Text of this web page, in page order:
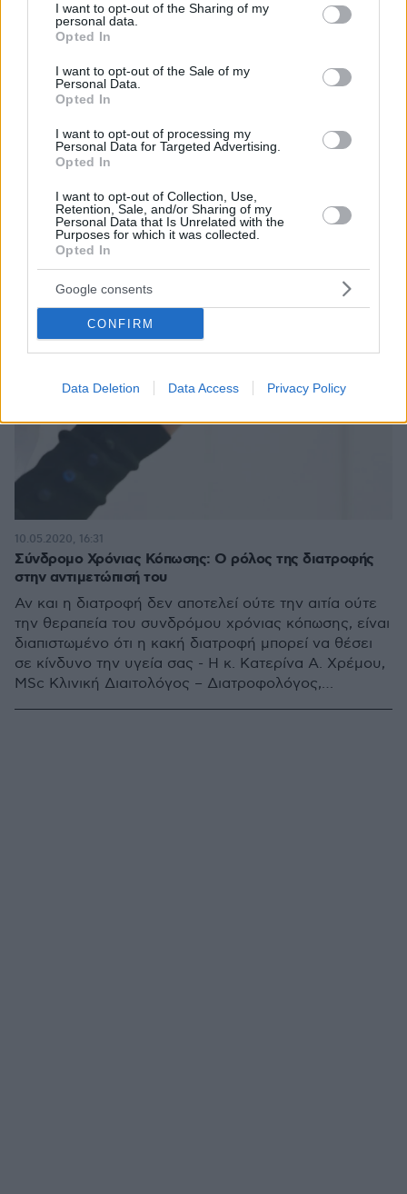
not limited to your visit or usage behaviour. You may click to
grant or deny consent to Google and its third-party tags to
use your data for below specified purposes in below Google
consent section.
I want to opt-out of the Sharing of my
personal data.
Opted In
I want to opt-out of the Sale of my
Personal Data.
Opted In
I want to opt-out of processing my
Personal Data for Targeted Advertising.
Opted In
I want to opt-out of Collection, Use,
Retention, Sale, and/or Sharing of my
Personal Data that Is Unrelated with the
Purposes for which it was collected.
Opted In
Google consents
CONFIRM
Data Deletion Data Access Privacy Policy
Οξεία, υποξεία ή χρόνια, η κόπωση είναι ένα
σύμπτωμα που μπορεί να παρουσιάζει μέχρι και το
οποίες μπορεί να οφείλεται σε κάθε περίπτωση και
πώς αντιμετωπίζεται;
Σύνδρομο Χρόνιας Κόπωσης: Ο ρόλος της διατροφής
στην αντιμετώπισή του
Αν και η διατροφή δεν αποτελεί ούτε την αιτία ούτε
την θεραπεία του συνδρόμου χρόνιας κόπωσης, είναι
διαπιστωμένο ότι η κακή διατροφή μπορεί να θέσει
σε κίνδυνο την υγεία σας - Η κ. Κατερίνα Α. Χρέμου,
MSc Κλινική Διαιτολόγος – Διατροφολόγος,
10.05.2020, 16:31